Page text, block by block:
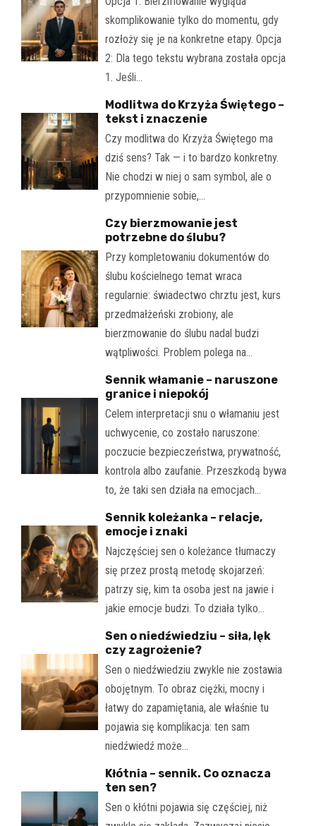
skomplikowanie tylko do momentu, gdy
rozłoży się je na konkretne etapy. Opcja
2: Dla tego tekstu wybrana została opcja
1. Jeśli…
Modlitwa do Krzyża Świętego –
tekst i znaczenie
Czy modlitwa do Krzyża Świętego ma
dziś sens? Tak — i to bardzo konkretny.
Nie chodzi w niej o sam symbol, ale o
przypomnienie sobie,…
Czy bierzmowanie jest
potrzebne do ślubu?
Przy kompletowaniu dokumentów do
ślubu kościelnego temat wraca
regularnie: świadectwo chrztu jest, kurs
przedmałżeński zrobiony, ale
bierzmowanie do ślubu nadal budzi
wątpliwości. Problem polega na…
Sennik włamanie – naruszone
granice i niepokój
Celem interpretacji snu o włamaniu jest
uchwycenie, co zostało naruszone:
poczucie bezpieczeństwa, prywatność,
kontrola albo zaufanie. Przeszkodą bywa
to, że taki sen działa na emocjach…
Sennik koleżanka – relacje,
emocje i znaki
Najczęściej sen o koleżance tłumaczy
się przez prostą metodę skojarzeń:
patrzy się, kim ta osoba jest na jawie i
jakie emocje budzi. To działa tylko…
Sen o niedźwiedziu – siła, lęk
czy zagrożenie?
Sen o niedźwiedziu zwykle nie zostawia
obojętnym. To obraz ciężki, mocny i
łatwy do zapamiętania, ale właśnie tu
pojawia się komplikacja: ten sam
niedźwiedź może…
Kłótnia – sennik. Co oznacza
ten sen?
Sen o kłótni pojawia się częściej, niż